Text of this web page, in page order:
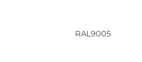
RAL9005